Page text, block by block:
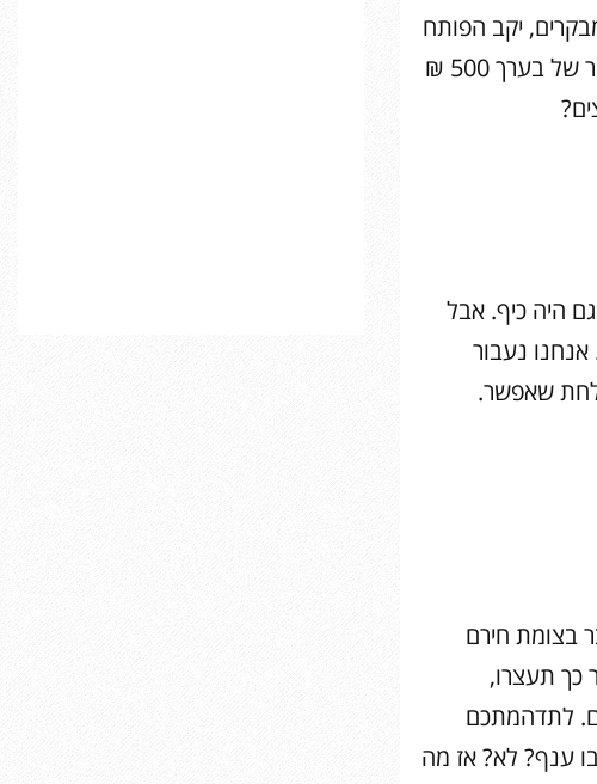
יקב הפותח
את שעריו לביקור בכל שעה – אם היו מציעים לכם את כל זה במחיר של בערך 500 ₪
היה כיף. אבל
נעבור
שאפשר.
בצומת חירם
כך תעצרו,
לתדהמתכם
ענף? לא? אז מה